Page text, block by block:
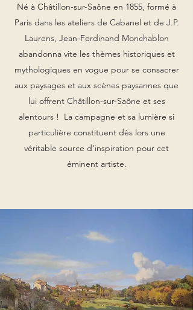
Né à Châtillon-sur-Saône en 1855, formé à
Paris dans les ateliers de Cabanel et de J.P.
Laurens, Jean-Ferdinand Monchablon
abandonna vite les thèmes historiques et
mythologiques en vogue pour se consacrer
aux paysages et aux scènes paysannes que
lui offrent Châtillon-sur-Saône et ses
alentours ! La campagne et sa lumière si
particulière constituent dès lors une
véritable source d'inspiration pour cet
éminent artiste.